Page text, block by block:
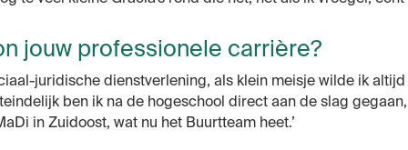
jouw professionele carrière?
juridische dienstverlening, als klein meisje wilde ik
ben ik na de hogeschool direct aan de slag
in Zuidoost, wat nu het Buurtteam heet.’